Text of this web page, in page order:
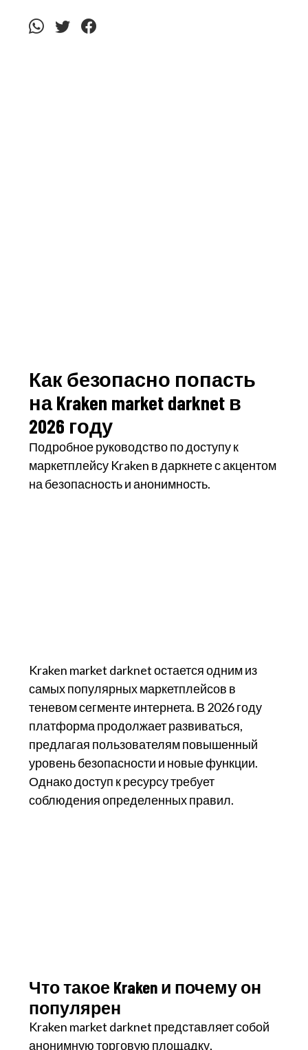
Как безопасно попасть
на Kraken market darknet в
2026 году
Подробное руководство по доступу к
маркетплейсу Kraken в даркнете с акцентом
на безопасность и анонимность.
Kraken market darknet остается одним из
самых популярных маркетплейсов в
теневом сегменте интернета. В 2026 году
платформа продолжает развиваться,
предлагая пользователям повышенный
уровень безопасности и новые функции.
Однако доступ к ресурсу требует
соблюдения определенных правил.
Что такое Kraken и почему он
популярен
Kraken market darknet представляет собой
анонимную торговую площадку,